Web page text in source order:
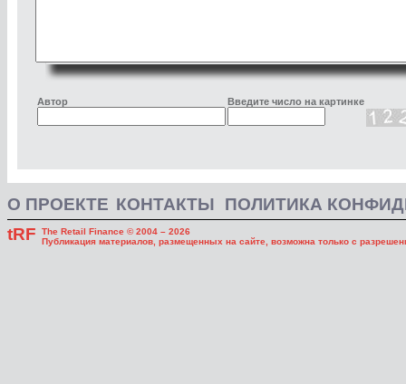
Автор Введите число на картинке
О ПРОЕКТЕ КОНТАКТЫ ПОЛИТИКА
The Retail Finance © 2004 – 2026
Публикация материалов, размещенных на сайте, возможна только с
tRF